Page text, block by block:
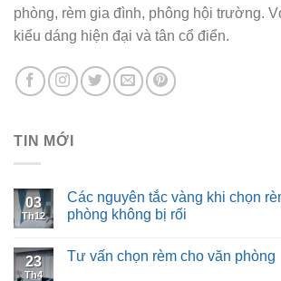
phòng, rèm gia đình, phông hội trường.
kiểu dáng hiện đại và tân cổ điển.
TIN MỚI
03
Th12
Các nguyên tắc vàng khi chọn
phòng không bị rối
23
Th4
Tư vấn chọn rèm cho văn phòng